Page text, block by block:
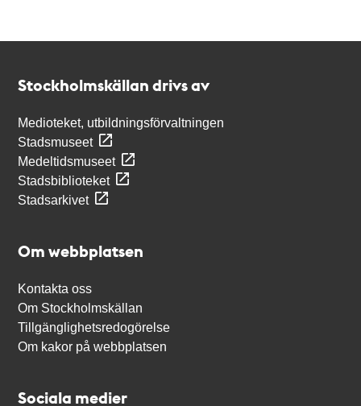
Stockholmskällan drivs av
Medioteket, utbildningsförvaltningen
Stadsmuseet
Medeltidsmuseet
Stadsbiblioteket
Stadsarkivet
Om webbplatsen
Kontakta oss
Om Stockholmskällan
Tillgänglighetsredogörelse
Om kakor på webbplatsen
Sociala medier